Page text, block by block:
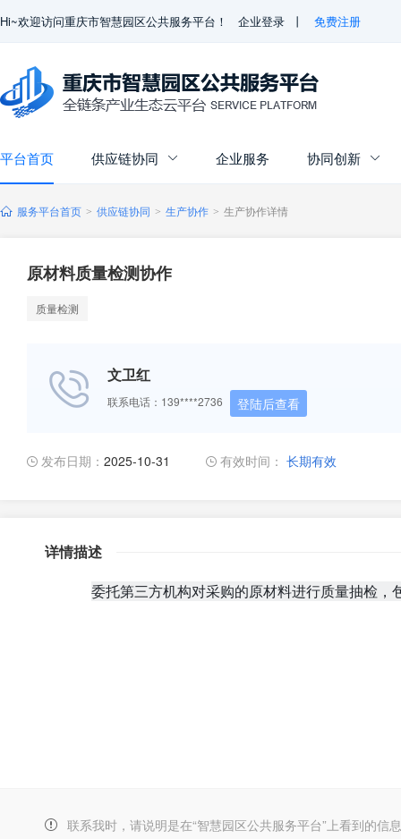
Hi~欢迎访问重庆市智慧园区公共服务平台！ 企业登录 丨 免费注册
平台首页 供应链协同  企业服务 协同创新 
服务平台首页 > 供应链协同 > 生产协作 > 生产协作详情
原材料质量检测协作
质量检测
文卫红
联系电话：139****2736 登陆后查看
发布日期： 2025-10-31 有效时间： 长期有效
详情描述
委托第三方机构对采购的原材料进行质量抽检
联系我时，请说明是在“智慧园区公共服务平台”上看到的信